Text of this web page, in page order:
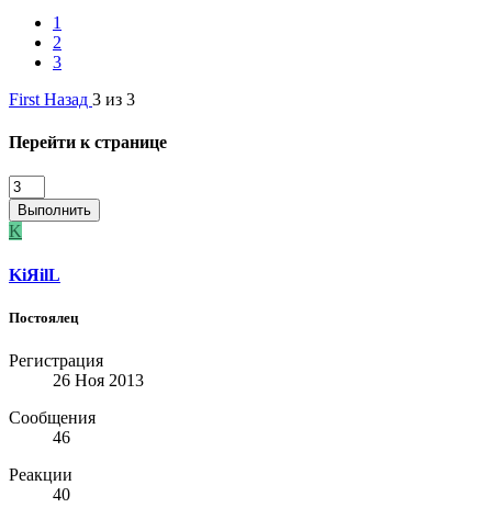
1
2
3
First Назад 3 из 3
Перейти к странице
Выполнить
K
KiЯilL
Постоялец
Регистрация
26 Ноя 2013
Сообщения
46
Реакции
40